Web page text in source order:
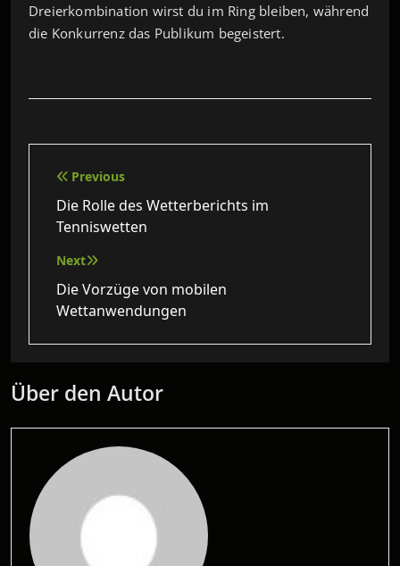
Dreierkombination wirst du im Ring bleiben, während
die Konkurrenz das Publikum begeistert.
Beitragsnavigation
Previous
Die Rolle des Wetterberichts im
Tenniswetten
Next
Die Vorzüge von mobilen
Wettanwendungen
Über den Autor